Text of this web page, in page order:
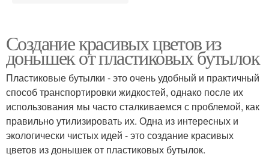
Создание красивых цветов из
донышек от пластиковых бутылок
Пластиковые бутылки - это очень удобный и практичный
способ транспортировки жидкостей, однако после их
использования мы часто сталкиваемся с проблемой, как
правильно утилизировать их. Одна из интересных и
экологически чистых идей - это создание красивых
цветов из донышек от пластиковых бутылок.